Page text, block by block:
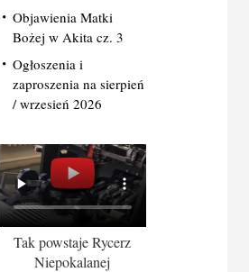
Objawienia Matki
Bożej w Akita cz. 3
Ogłoszenia i
zaproszenia na sierpień
/ wrzesień 2026
Tak powstaje Rycerz
Niepokalanej